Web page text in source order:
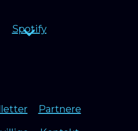
Spotify
Partnere